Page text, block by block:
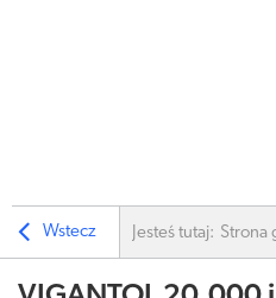
Wstecz Jesteś tutaj: Strona